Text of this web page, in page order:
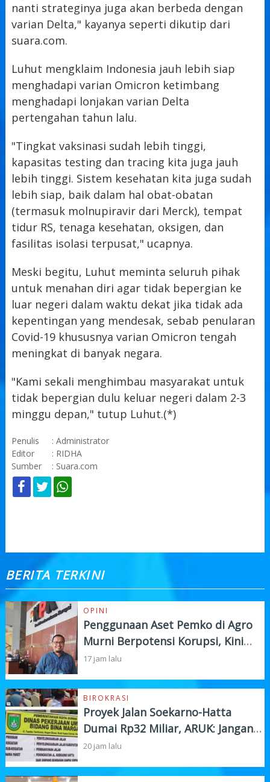
nanti strateginya juga akan berbeda dengan
varian Delta," kayanya seperti dikutip dari
suara.com.
Luhut mengklaim Indonesia jauh lebih siap
menghadapi varian Omicron ketimbang
menghadapi lonjakan varian Delta
pertengahan tahun lalu.
"Tingkat vaksinasi sudah lebih tinggi,
kapasitas testing dan tracing kita juga jauh
lebih tinggi. Sistem kesehatan kita juga sudah
lebih siap, baik dalam hal obat-obatan
(termasuk molnupiravir dari Merck), tempat
tidur RS, tenaga kesehatan, oksigen, dan
fasilitas isolasi terpusat," ucapnya.
Meski begitu, Luhut meminta seluruh pihak
untuk menahan diri agar tidak bepergian ke
luar negeri dalam waktu dekat jika tidak ada
kepentingan yang mendesak, sebab penularan
Covid-19 khususnya varian Omicron tengah
meningkat di banyak negara.
"Kami sekali menghimbau masyarakat untuk
tidak bepergian dulu keluar negeri dalam 2-3
minggu depan," tutup Luhut.(*)
Penulis
: Administrator
Editor
: RIDHA
Sumber
: Suara.com
BERITA TERKINI
OPINI
Penggunaan Aset Pemko di Agro
Murni Berpotensi Korupsi, Kini
"Bola" Ada di APH
17 jam lalu
BIROKRASI
Proyek Jalan Soekarno-Hatta
Dumai Rp32 Miliar, ARUK: Jangan
Korbankan Kualitas Demi Kejar
20 jam lalu